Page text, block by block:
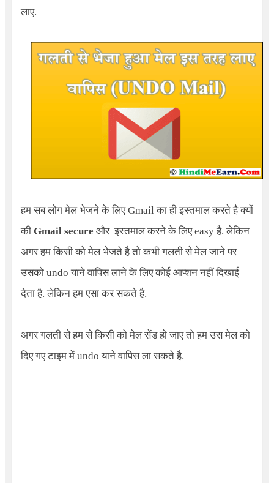
लाए.
हम सब लोग मेल भेजने के लिए Gmail का ही इस्तमाल करते है क्यों
की Gmail secure और इस्तमाल करने के लिए easy है. लेकिन
अगर हम किसी को मेल भेजते है तो कभी गलती से मेल जाने पर
उसको undo याने वापिस लाने के लिए कोई आप्शन नहीं दिखाई
देता है. लेकिन हम एसा कर सकते है.
अगर गलती से हम से किसी को मेल सेंड हो जाए तो हम उस मेल को
दिए गए टाइम में undo याने वापिस ला सकते है.